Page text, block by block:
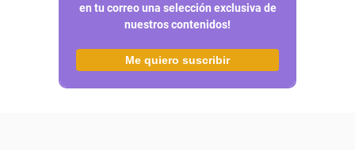
en tu correo una selección exclusiva de
nuestros contenidos!
Me quiero suscribir